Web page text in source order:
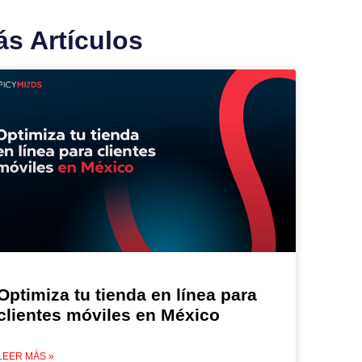
Artículos
tu tienda en línea para
móviles en México
LEER MÁS »